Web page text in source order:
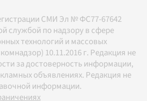
СМИ Эл № ФС77-67642
службой по надзору в сфере
технологий и массовых
10.11.2016 г. Редакция не
за достоверность информации,
объявлениях. Редакция не
информации.